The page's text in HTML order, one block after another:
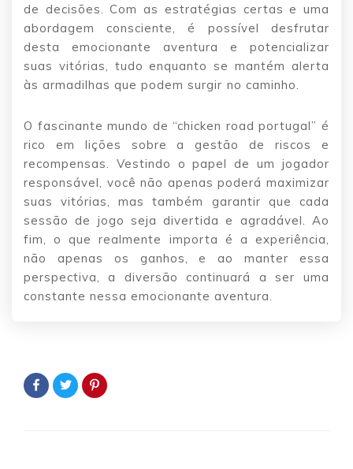
de decisões. Com as estratégias certas e uma
abordagem consciente, é possível desfrutar
desta emocionante aventura e potencializar
suas vitórias, tudo enquanto se mantém alerta
às armadilhas que podem surgir no caminho.
O fascinante mundo de “chicken road portugal” é
rico em lições sobre a gestão de riscos e
recompensas. Vestindo o papel de um jogador
responsável, você não apenas poderá maximizar
suas vitórias, mas também garantir que cada
sessão de jogo seja divertida e agradável. Ao
fim, o que realmente importa é a experiência,
não apenas os ganhos, e ao manter essa
perspectiva, a diversão continuará a ser uma
constante nessa emocionante aventura.